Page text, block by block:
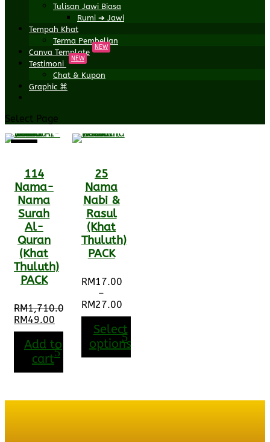
Tulisan Jawi Biasa
Rumi ➔ Jawi
Tempah Khat
Terma Pembelian
Canva Template
NEW
Testimoni
NEW
Chat & Kupon
Graphic ⌘
Select Page
114
Nama-
Nama
Surah
Al-
Quran
(Khat
Thuluth)
PACK
RM1,710.00
Original
price
was:
RM1,710.00.
RM49.00
Current
price
is:
RM49.00.
Add to
cart
25
Nama
Nabi &
Rasul
(Khat
Thuluth)
PACK
RM17.00
–
RM27.00
Price
range:
RM17.00
through
RM27.00
Select
options